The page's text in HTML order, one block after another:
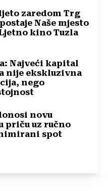
zaredom Trg
Naše mjesto
kino Tuzla
Najveći kapital
nije ekskluzivna
nego
novu
priču uz ručno
spot